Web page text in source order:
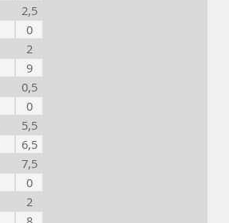
2,5
0
2
9
0,5
0
5,5
6,5
7,5
0
2